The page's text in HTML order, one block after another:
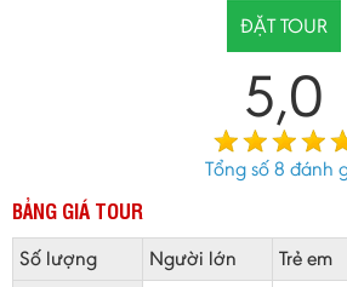
ĐẶT TOUR
5,0
Tổng số8 đánh
BẢNG GIÁ TOUR
Số lượng Người lớn Trẻ em